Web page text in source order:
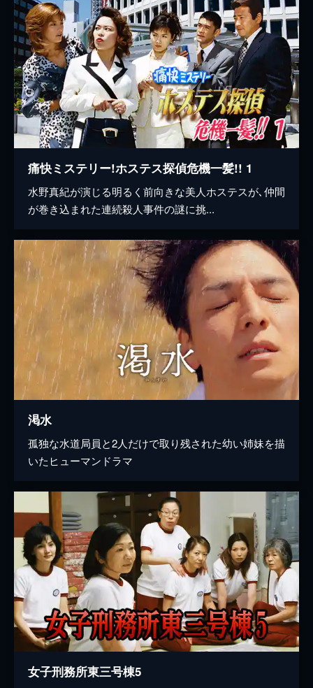
痛快ミステリー!ホステス探偵危機一髪!! 1
水野真紀が演じる明るく前向きな美人ホステスが､仲間
が巻き込まれた連続殺人事件の謎に挑...
渇水
孤独な水道局員と2人だけで取り残された幼い姉妹を描
いたヒューマンドラマ
女子刑務所東三号棟5